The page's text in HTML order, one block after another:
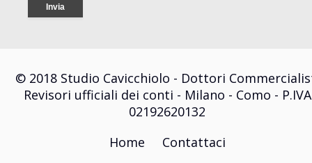
© 2018 Studio Cavicchiolo - Dottori
Revisori ufficiali dei conti - Milano - Como - P.IVA
02192620132
Home
Contattaci